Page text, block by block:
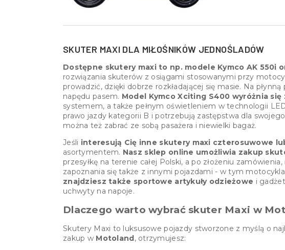
SKUTER MAXI DLA MIŁOŚNIKÓW JEDNOŚLADÓW
Dostępne skutery maxi to np. modele Kymco AK 550i
rozwiązania skuterów z osiągami stosowanymi przy
prowadzić, dzięki dobrze rozkładającej się masie. Na
napędu pasem. Model Kymco Xciting S400 wyróżnia
systemem, a także pełnym oświetleniem w technologii
prawo jazdy kategorii B i potrzebują zastępstwa dla
można też zabrać ze sobą pasażera i niewielki bagaż.
Jeśli interesują Cię inne skutery maxi czterosuwowe
asortymentem. Nasz sklep online umożliwia zakup
przesyłkę na terenie całej Polski, a po złożeniu
zapoznania się także z innymi pojazdami - w tym
znajdziesz także sportowe artykuły odzieżowe i
uchwyty na napoje.
Dlaczego warto wybrać skuter Maxi w
Skutery Maxi to luksusowe pojazdy stworzone z myślą o
zakup w Motoland, otrzymujesz: